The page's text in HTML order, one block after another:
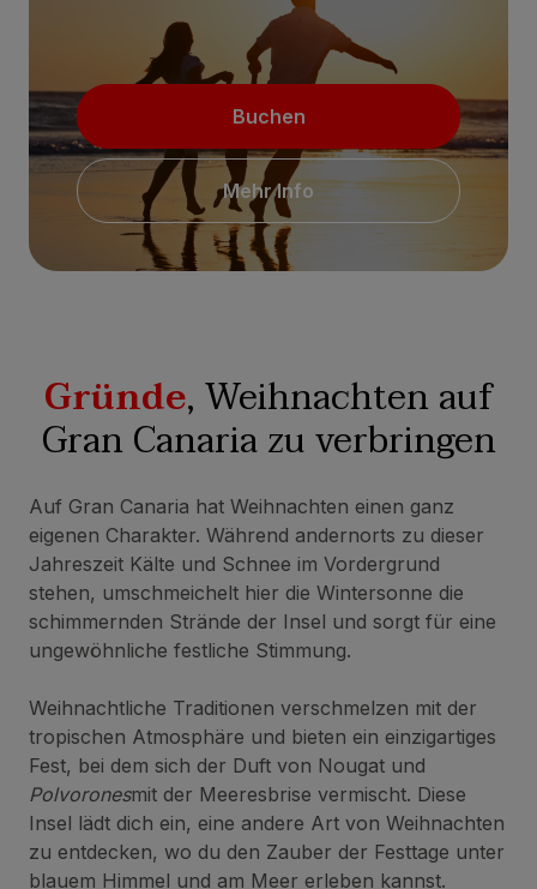
Buchen
Mehr Info
Gründe, Weihnachten auf
Gran Canaria zu verbringen
Auf Gran Canaria hat Weihnachten einen ganz
eigenen Charakter. Während andernorts zu dieser
Jahreszeit Kälte und Schnee im Vordergrund
stehen, umschmeichelt hier die Wintersonne die
schimmernden Strände der Insel und sorgt für eine
ungewöhnliche festliche Stimmung.
Weihnachtliche Traditionen verschmelzen mit der
tropischen Atmosphäre und bieten ein einzigartiges
Fest, bei dem sich der Duft von Nougat und
Polvoronesmit der Meeresbrise vermischt. Diese
Insel lädt dich ein, eine andere Art von Weihnachten
zu entdecken, wo du den Zauber der Festtage unter
blauem Himmel und am Meer erleben kannst.